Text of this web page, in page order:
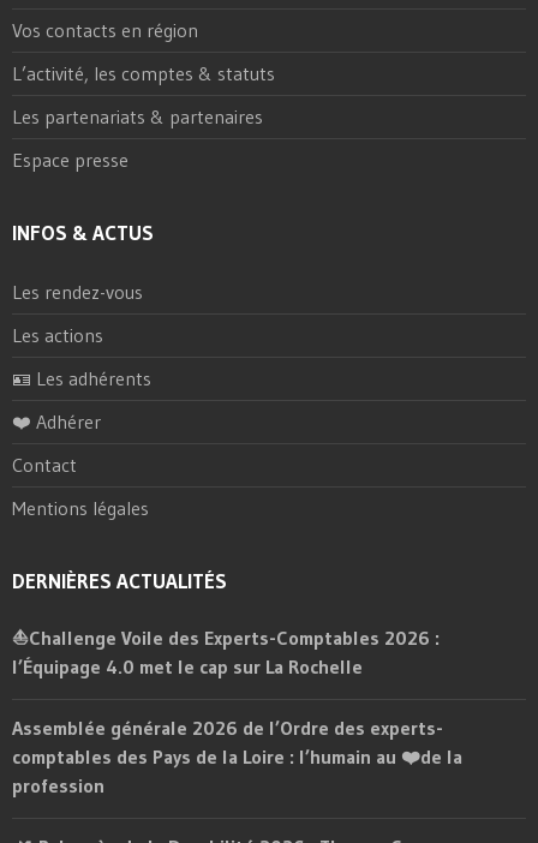
Vos contacts en région
L’activité, les comptes & statuts
Les partenariats & partenaires
Espace presse
INFOS & ACTUS
Les rendez-vous
Les actions
🪪 Les adhérents
❤️ Adhérer
Contact
Mentions légales
DERNIÈRES ACTUALITÉS
⛵Challenge Voile des Experts-Comptables 2026 :
l’Équipage 4.0 met le cap sur La Rochelle
Assemblée générale 2026 de l’Ordre des experts-
comptables des Pays de la Loire : l’humain au ❤️de la
profession